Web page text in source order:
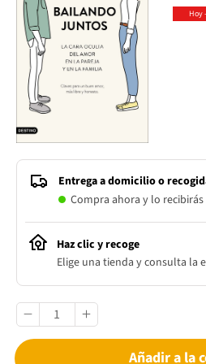
Hoy
Entrega a domicilio o
Compra ahora y lo
Haz clic y recoge
Elige una tienda y consulta la
Añadir a la